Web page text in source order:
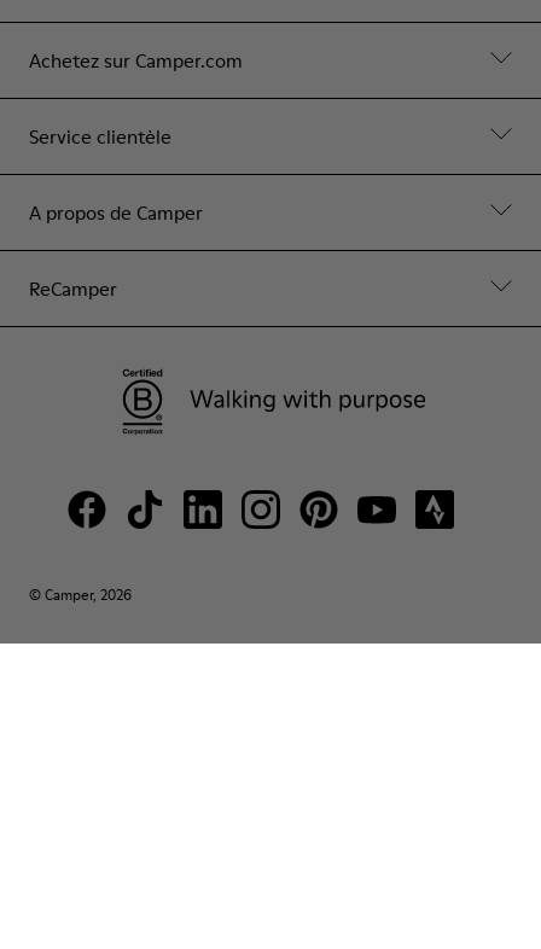
Achetez sur Camper.com
Service clientèle
A propos de Camper
ReCamper
© Camper, 2026